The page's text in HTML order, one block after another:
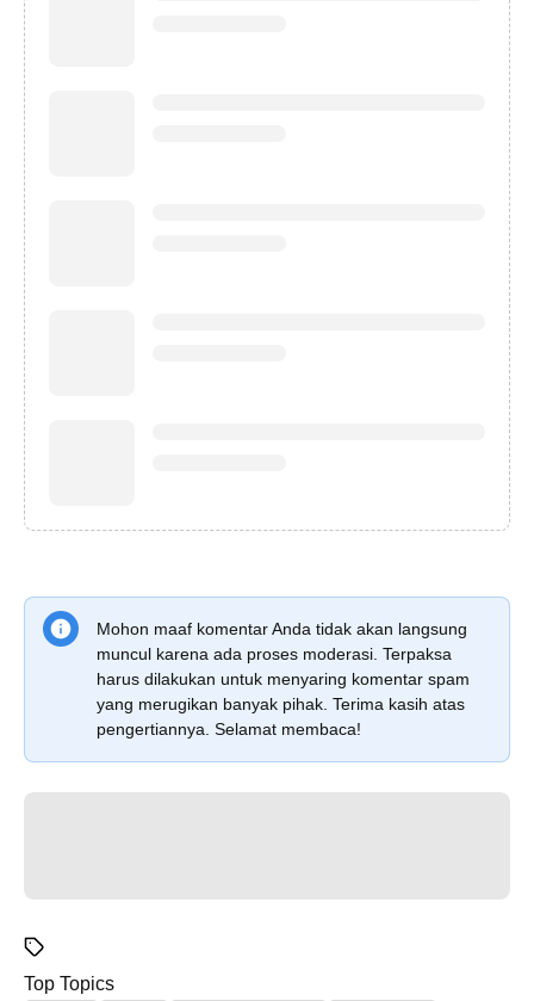
Mohon maaf komentar Anda tidak akan langsung
muncul karena ada proses moderasi. Terpaksa
harus dilakukan untuk menyaring komentar spam
yang merugikan banyak pihak. Terima kasih atas
pengertiannya. Selamat membaca!
Top Topics